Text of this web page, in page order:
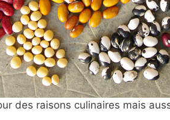
des raisons culinaires mais